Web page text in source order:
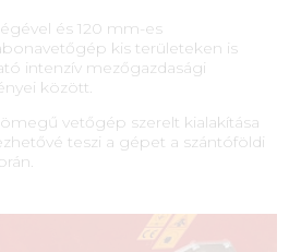
és 120 mm-es
kis területeken is
intenzív mezőgazdasági
között.
vetőgép szerelt kialakítása
teszi a gépet a szántóföldi